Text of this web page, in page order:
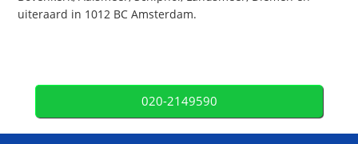
uiteraard in 1012 BC Amsterdam.
020-2149590